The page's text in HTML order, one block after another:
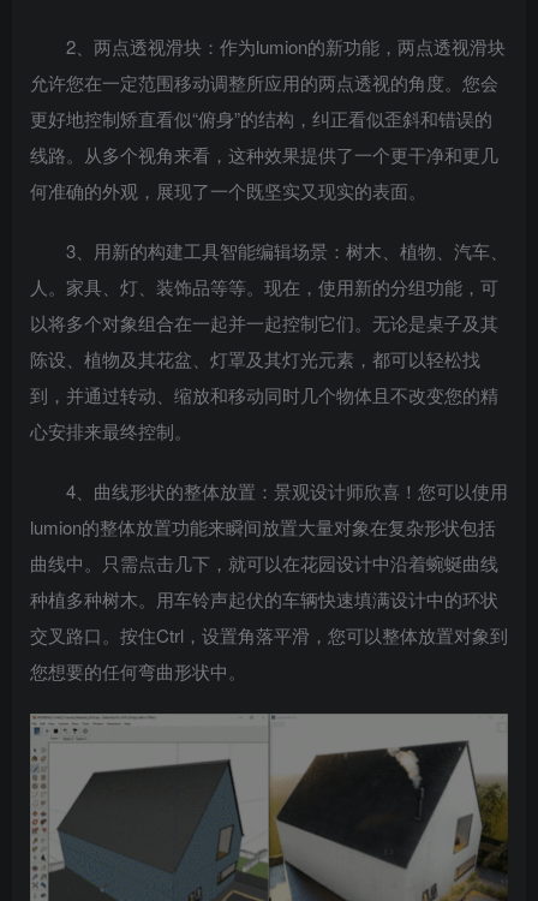
2、两点透视滑块：作为lumion的新功能，两点透视滑块
允许您在一定范围移动调整所应用的两点透视的角度。您会
更好地控制矫直看似“俯身”的结构，纠正看似歪斜和错误的
线路。从多个视角来看，这种效果提供了一个更干净和更几
何准确的外观，展现了一个既坚实又现实的表面。
3、用新的构建工具智能编辑场景：树木、植物、汽车、
人。家具、灯、装饰品等等。现在，使用新的分组功能，可
以将多个对象组合在一起并一起控制它们。无论是桌子及其
陈设、植物及其花盆、灯罩及其灯光元素，都可以轻松找
到，并通过转动、缩放和移动同时几个物体且不改变您的精
心安排来最终控制。
4、曲线形状的整体放置：景观设计师欣喜！您可以使用
lumion的整体放置功能来瞬间放置大量对象在复杂形状包括
曲线中。只需点击几下，就可以在花园设计中沿着蜿蜒曲线
种植多种树木。用车铃声起伏的车辆快速填满设计中的环状
交叉路口。按住Ctrl，设置角落平滑，您可以整体放置对象到
您想要的任何弯曲形状中。